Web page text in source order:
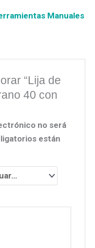
Manuales
“Lija de
40 con
no será
están